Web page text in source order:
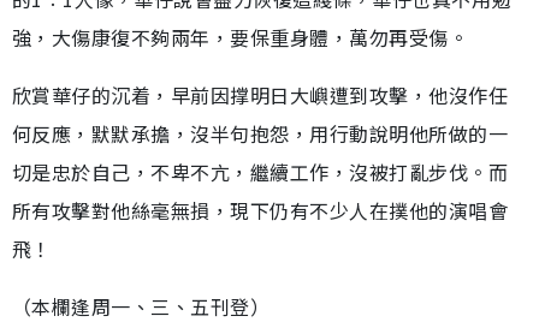
強，大傷康復不夠兩年，要保重身體，萬勿再受傷。
欣賞華仔的沉着，早前因撑明日大嶼遭到攻擊，他沒作任
何反應，默默承擔，沒半句抱怨，用行動說明他所做的一
切是忠於自己，不卑不亢，繼續工作，沒被打亂步伐。而
所有攻擊對他絲毫無損，現下仍有不少人在撲他的演唱會
飛！
（本欄逢周一、三、五刊登）